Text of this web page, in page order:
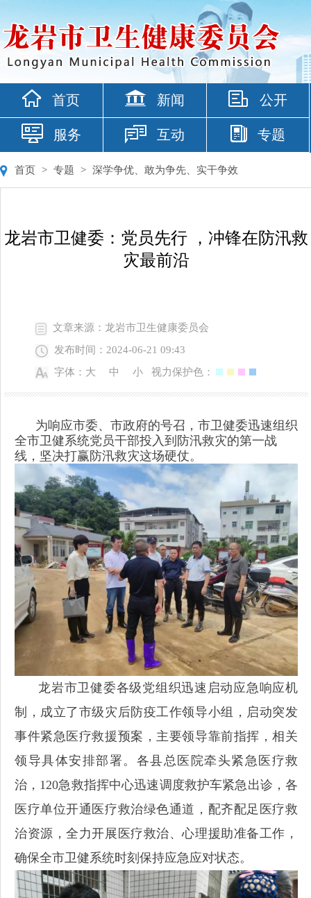
首页 新闻 公开
服务 互动 专题
首页 > 专题 > 深学争优、敢为争先、实干争效
龙岩市卫健委：党员先行 ，冲锋在防汛救
灾最前沿
文章来源：龙岩市卫生健康委员会
发布时间：2024-06-21 09:43
字体： 大 中 小 视力保护色：
为响应市委、市政府的号召，市卫健委迅速组织
全市卫健系统党员干部投入到防汛救灾的第一战
线，坚决打赢防汛救灾这场硬仗。
龙岩市卫健委各级党组织迅速启动应急响应机
制，成立了市级灾后防疫工作领导小组，启动突发
事件紧急医疗救援预案，主要领导靠前指挥，相关
领导具体安排部署。各县总医院牵头紧急医疗救
治，120急救指挥中心迅速调度救护车紧急出诊，各
医疗单位开通医疗救治绿色通道，配齐配足医疗救
治资源，全力开展医疗救治、心理援助准备工作，
确保全市卫健系统时刻保持应急应对状态。